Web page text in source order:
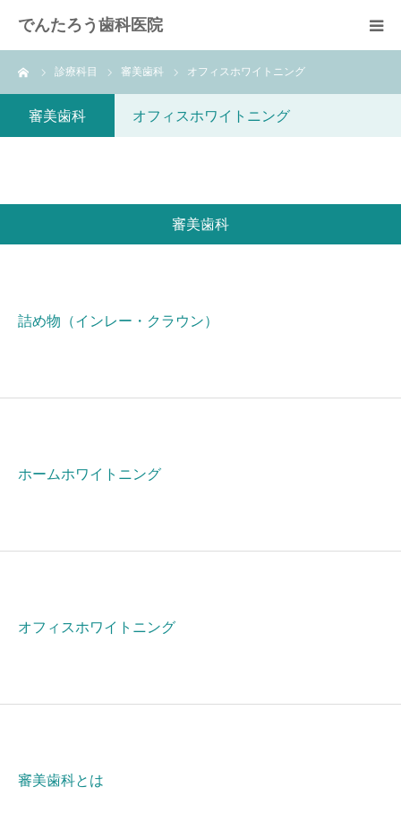
でんたろう歯科医院
診療科目 審美歯科 オフィスホワイトニング
審美歯科 オフィスホワイトニング
審美歯科
詰め物（インレー・クラウン）
ホームホワイトニング
オフィスホワイトニング
審美歯科とは
医院概要
診療メニュー